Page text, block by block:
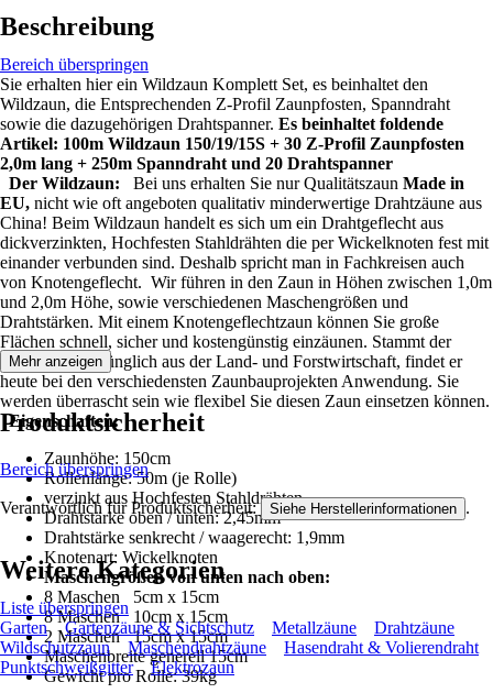
Beschreibung
Bereich überspringen
Sie erhalten hier ein Wildzaun Komplett Set, es beinhaltet den
Wildzaun, die Entsprechenden Z-Profil Zaunpfosten, Spanndraht
sowie die dazugehörigen Drahtspanner. Es beinhaltet foldende
Artikel: 100m Wildzaun 150/19/15S + 30 Z-Profil Zaunpfosten
2,0m lang + 250m Spanndraht und 20 Drahtspanner
Der Wildzaun: Bei uns erhalten Sie nur Qualitätszaun Made in
EU, nicht wie oft angeboten qualitativ minderwertige Drahtzäune aus
China! Beim Wildzaun handelt es sich um ein Drahtgeflecht aus
dickverzinkten, Hochfesten Stahldrähten die per Wickelknoten fest mit
einander verbunden sind. Deshalb spricht man in Fachkreisen auch
von Knotengeflecht. Wir führen in den Zaun in Höhen zwischen 1,0m
und 2,0m Höhe, sowie verschiedenen Maschengrößen und
Drahtstärken. Mit einem Knotengeflechtzaun können Sie große
Flächen schnell, sicher und kostengünstig einzäunen. Stammt der
Wildzaun ursprünglich aus der Land- und Forstwirtschaft, findet er
heute bei den verschiedensten Zaunbauprojekten Anwendung. Sie
werden überrascht sein wie flexibel Sie diesen Zaun einsetzen können.
Eigenschaften:
Zaunhöhe: 150cm
Rollenlänge: 50m (je Rolle)
verzinkt aus Hochfesten Stahldrähten
Drahtstärke oben / unten: 2,45mm
Drahtstärke senkrecht / waagerecht: 1,9mm
Knotenart: Wickelknoten
Maschengrößen von unten nach oben:
8 Maschen 5cm x 15cm
8 Maschen 10cm x 15cm
2 Maschen 15cm x 15cm
Maschenbreite generell 15cm
Gewicht pro Rolle: 39kg
Mehr anzeigen
Produktsicherheit
Bereich überspringen
Verantwortlich für Produktsicherheit: Siehe Herstellerinformationen .
Weitere Kategorien
Liste überspringen
Garten
Gartenzäune & Sichtschutz Metallzäune
Drahtzäune
Wildschutzzaun
Maschendrahtzäune
Hasendraht & Volierendraht
Punktschweißgitter
Elektrozaun